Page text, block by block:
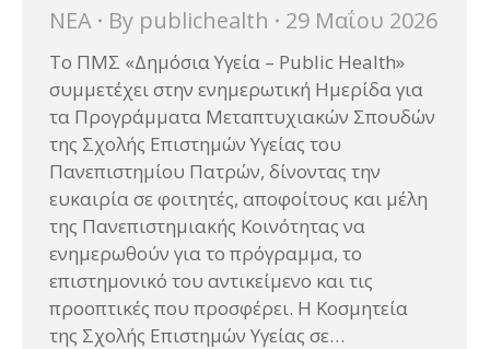
ΝΕΑ By publichealth 29 Μαΐου 2026
Το ΠΜΣ «Δημόσια Υγεία – Public Health»
συμμετέχει στην ενημερωτική Ημερίδα για
τα Προγράμματα Μεταπτυχιακών Σπουδών
της Σχολής Επιστημών Υγείας του
Πανεπιστημίου Πατρών, δίνοντας την
ευκαιρία σε φοιτητές, αποφοίτους και μέλη
της Πανεπιστημιακής Κοινότητας να
ενημερωθούν για το πρόγραμμα, το
επιστημονικό του αντικείμενο και τις
προοπτικές που προσφέρει. Η Κοσμητεία
της Σχολής Επιστημών Υγείας σε…